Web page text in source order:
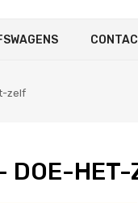
zelf
DOE-HET-